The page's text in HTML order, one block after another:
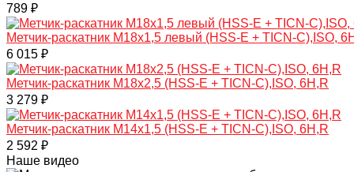
789 ₽
Метчик-раскатник M18х1,5 левый (HSS-E + TICN-C),ISO,
6 015 ₽
Метчик-раскатник M18х2,5 (HSS-E + TICN-C),ISO, 6H,R
3 279 ₽
Метчик-раскатник M14х1,5 (HSS-E + TICN-C),ISO, 6H,R
2 592 ₽
Наше видео